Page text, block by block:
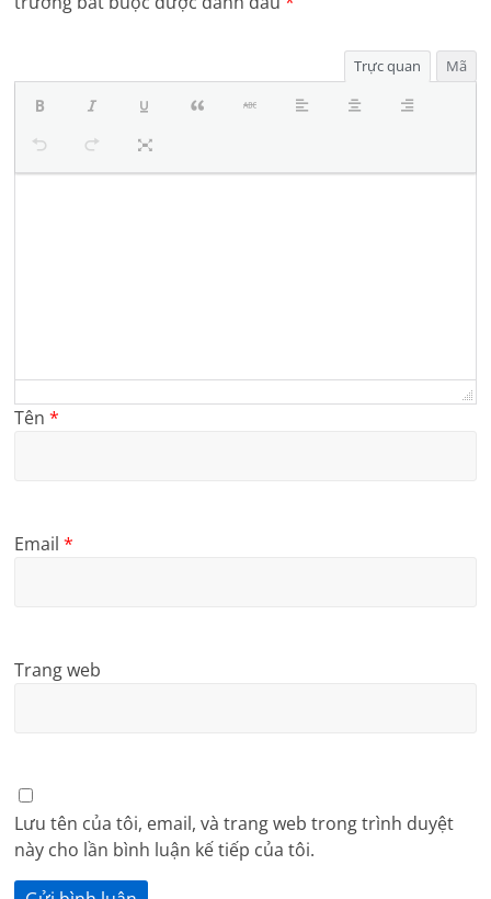
Trực quan Mã
Tên*
Email*
Trang web
Lưu tên của tôi, email, và trang web trong trình duyệt
này cho lần bình luận kế tiếp của tôi.